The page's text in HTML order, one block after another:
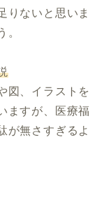
りないと思いま
。
図、イラストを
ますが、医療福
が無さすぎるよ